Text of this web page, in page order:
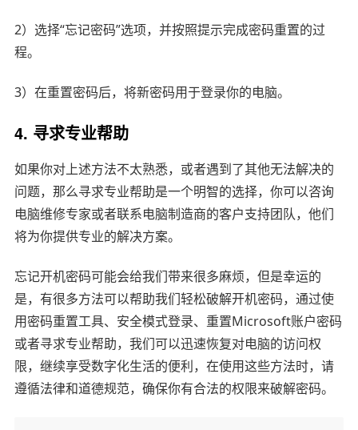
2）选择“忘记密码”选项，并按照提示完成密码重置的过
程。
3）在重置密码后，将新密码用于登录你的电脑。
4. 寻求专业帮助
如果你对上述方法不太熟悉，或者遇到了其他无法解决的
问题，那么寻求专业帮助是一个明智的选择，你可以咨询
电脑维修专家或者联系电脑制造商的客户支持团队，他们
将为你提供专业的解决方案。
忘记开机密码可能会给我们带来很多麻烦，但是幸运的
是，有很多方法可以帮助我们轻松破解开机密码，通过使
用密码重置工具、安全模式登录、重置Microsoft账户密码
或者寻求专业帮助，我们可以迅速恢复对电脑的访问权
限，继续享受数字化生活的便利，在使用这些方法时，请
遵循法律和道德规范，确保你有合法的权限来破解密码。